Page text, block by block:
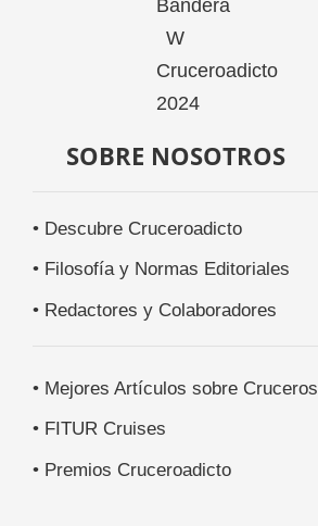
SOBRE NOSOTROS
• Descubre Cruceroadicto
• Filosofía y Normas Editoriales
• Redactores y Colaboradores
• Mejores Artículos sobre Cruceros
• FITUR Cruises
• Premios Cruceroadicto